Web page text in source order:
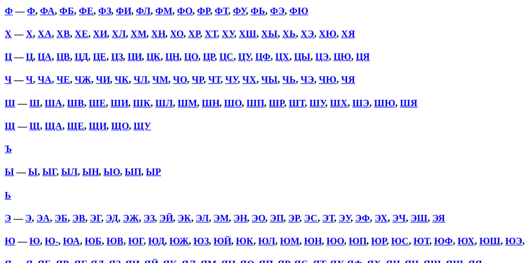
Ф —Ф, ФА, ФБ, ФЕ, ФЗ, ФИ, ФЛ, ФМ, ФО, ФР, ФТ, ФУ, ФЬ, ФЭ, ФЮ
Х —Х, ХА, ХВ, ХЕ, ХИ, ХЛ, ХМ, ХН, ХО, ХР, ХТ, ХУ, ХШ, ХЫ, ХЬ, ХЭ, ХЮ, ХЯ
Ц—Ц, ЦА, ЦВ, ЦД, ЦЕ, ЦЗ, ЦИ, ЦК, ЦН, ЦО, ЦР, ЦС, ЦУ, ЦФ, ЦХ, ЦЫ, ЦЭ, ЦЮ, ЦЯ
Ч—Ч, ЧА, ЧЕ, ЧЖ, ЧИ, ЧК, ЧЛ, ЧМ, ЧО, ЧР, ЧТ, ЧУ, ЧХ, ЧЫ, ЧЬ, ЧЭ, ЧЮ, ЧЯ
Ш—Ш, ША, ШВ, ШЕ, ШИ, ШК, ШЛ, ШМ, ШН, ШО, ШП, ШР, ШТ, ШУ, ШХ, ШЭ, ШЮ, ШЯ
Щ —Щ, ЩА, ЩЕ, ЩИ, ЩО, ЩУ
Ъ
Ы—Ы, ЫГ, ЫЛ, ЫН, ЫО, ЫП, ЫР
Ь
Э— Э, ЭА, ЭБ, ЭВ, ЭГ, ЭД, ЭЖ, ЭЗ, ЭЙ, ЭК, ЭЛ, ЭМ, ЭН, ЭО, ЭП, ЭР, ЭС, ЭТ, ЭУ, ЭФ, ЭХ, ЭЧ, ЭШ, ЭЯ
Ю—Ю, Ю-, ЮА, ЮБ, ЮВ, ЮГ, ЮД, ЮЖ, ЮЗ, ЮЙ, ЮК, ЮЛ, ЮМ, ЮН, ЮО, ЮП, ЮР, ЮС, ЮТ, ЮФ, ЮХ, ЮШ, ЮЭ,